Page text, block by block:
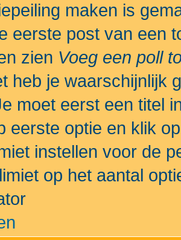
maken is
eerste post van een
zien Voeg een poll
heb je waarschijnlijk
moet eerst een titel
eerste optie en klik
instellen voor de
op het aantal